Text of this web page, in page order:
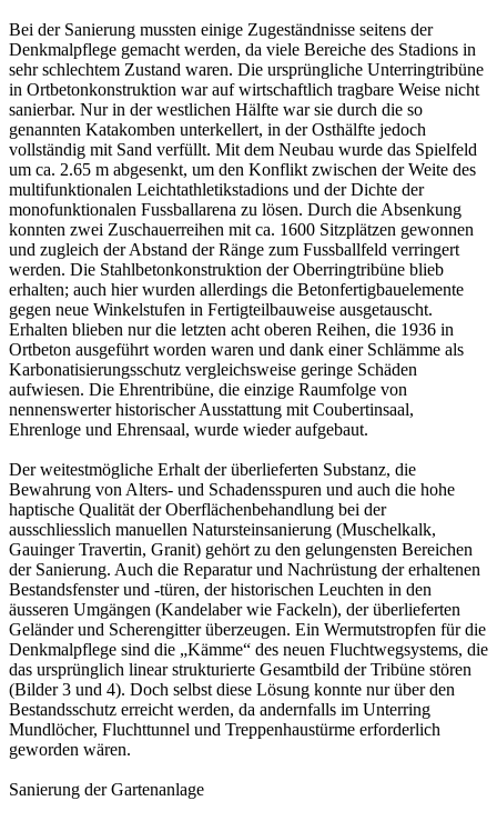
Bei der Sanierung mussten einige Zugeständnisse seitens der
Denkmalpflege gemacht werden, da viele Bereiche des Stadions in
sehr schlechtem Zustand waren. Die ursprüngliche Unterringtribüne
in Ortbetonkonstruktion war auf wirtschaftlich tragbare Weise nicht
sanierbar. Nur in der westlichen Hälfte war sie durch die so
genannten Katakomben unterkellert, in der Osthälfte jedoch
vollständig mit Sand verfüllt. Mit dem Neubau wurde das Spielfeld
um ca. 2.65 m abgesenkt, um den Konflikt zwischen der Weite des
multifunktionalen Leichtathletikstadions und der Dichte der
monofunktionalen Fussballarena zu lösen. Durch die Absenkung
konnten zwei Zuschauerreihen mit ca. 1600 Sitzplätzen gewonnen
und zugleich der Abstand der Ränge zum Fussballfeld verringert
werden. Die Stahlbetonkonstruktion der Oberringtribüne blieb
erhalten; auch hier wurden allerdings die Betonfertigbauelemente
gegen neue Winkelstufen in Fertigteilbauweise ausgetauscht.
Erhalten blieben nur die letzten acht oberen Reihen, die 1936 in
Ortbeton ausgeführt worden waren und dank einer Schlämme als
Karbonatisierungsschutz vergleichsweise geringe Schäden
aufwiesen. Die Ehrentribüne, die einzige Raumfolge von
nennenswerter historischer Ausstattung mit Coubertinsaal,
Ehrenloge und Ehrensaal, wurde wieder aufgebaut.
Der weitestmögliche Erhalt der überlieferten Substanz, die
Bewahrung von Alters- und Schadensspuren und auch die hohe
haptische Qualität der Oberflächenbehandlung bei der
ausschliesslich manuellen Natursteinsanierung (Muschelkalk,
Gauinger Travertin, Granit) gehört zu den gelungensten Bereichen
der Sanierung. Auch die Reparatur und Nachrüstung der erhaltenen
Bestandsfenster und -türen, der historischen Leuchten in den
äusseren Umgängen (Kandelaber wie Fackeln), der überlieferten
Geländer und Scherengitter überzeugen. Ein Wermutstropfen für die
Denkmalpflege sind die „Kämme“ des neuen Fluchtwegsystems, die
das ursprünglich linear strukturierte Gesamtbild der Tribüne stören
(Bilder 3 und 4). Doch selbst diese Lösung konnte nur über den
Bestandsschutz erreicht werden, da andernfalls im Unterring
Mundlöcher, Fluchttunnel und Treppenhaustürme erforderlich
geworden wären.
Sanierung der Gartenanlage